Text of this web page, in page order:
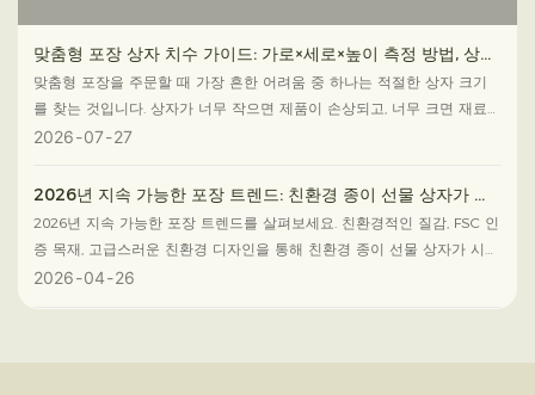
맞춤형 포장 상자 치수 가이드: 가로×세로×높이 측정 방법, 상자
크기 선택 및 대량 주문 준비 방법
맞춤형 포장을 주문할 때 가장 흔한 어려움 중 하나는 적절한 상자 크기
를 찾는 것입니다. 상자가 너무 작으면 제품이 손상되고, 너무 크면 재료
낭비, 배송비 증가, 그리고 개봉 경험의 만족도 저하로 이어집니다.
2026 07 27
2026년 지속 가능한 포장 트렌드: 친환경 종이 선물 상자가 시
장을 주도하는 이유
2026년 지속 가능한 포장 트렌드를 살펴보세요. 친환경적인 질감, FSC 인
증 목재, 고급스러운 친환경 디자인을 통해 친환경 종이 선물 상자가 시장
을 주도할 것입니다.
2026 04 26